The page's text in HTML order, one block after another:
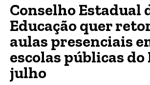
Conselho Estadual
Educação quer
aulas presenciais
escolas públicas do
julho